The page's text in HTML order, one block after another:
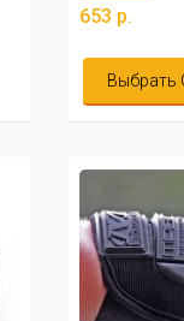
653 р.
Выбрать